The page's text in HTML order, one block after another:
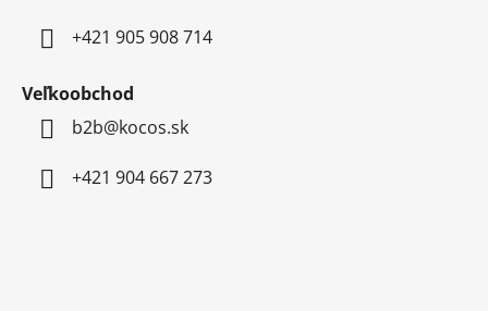
+421 905 908 714
Veľkoobchod
b2b@kocos.sk
+421 904 667 273